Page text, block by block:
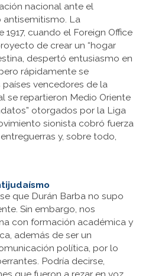
nacional ante el
antisemitismo. La
cuando el Foreign Office
de crear un “hogar
despertó entusiasmo en
rápidamente se
vencedores de la
se repartieron Medio Oriente
otorgados por la Liga
sionista cobró fuerza
y, sobre todo,
que Durán Barba no supo
Sin embargo, nos
con formación académica y
además de ser un
política, por lo
Podría decirse,